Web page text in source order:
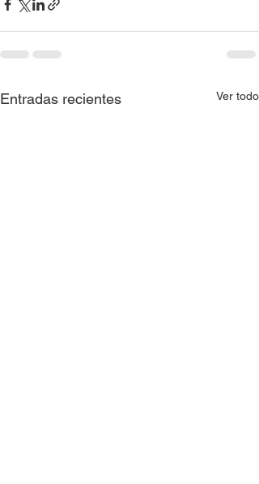
Entradas recientes Ver todo